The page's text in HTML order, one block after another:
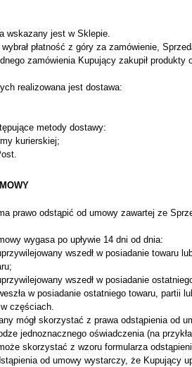
wskazany jest w Sklepie.
płatność z góry za zamówienie,
zamówienia Kupujący zakupił
realizowana jest dostawa:
metody dostawy:
kurierskiej;
prawo odstąpić od umowy zawartej ze
wygasa po upływie 14 dni od dnia:
wszedł w posiadanie towaru
wszedł w posiadanie
w posiadanie ostatniego towaru, partii
częściach.
mógł skorzystać z prawa odstąpienia od
jednoznacznego oświadczenia (na
skorzystać z wzoru formularza
od umowy wystarczy, że Kupujący